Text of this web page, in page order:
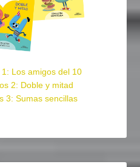
Los amigos del 10
2: Doble y mitad
3: Sumas sencillas